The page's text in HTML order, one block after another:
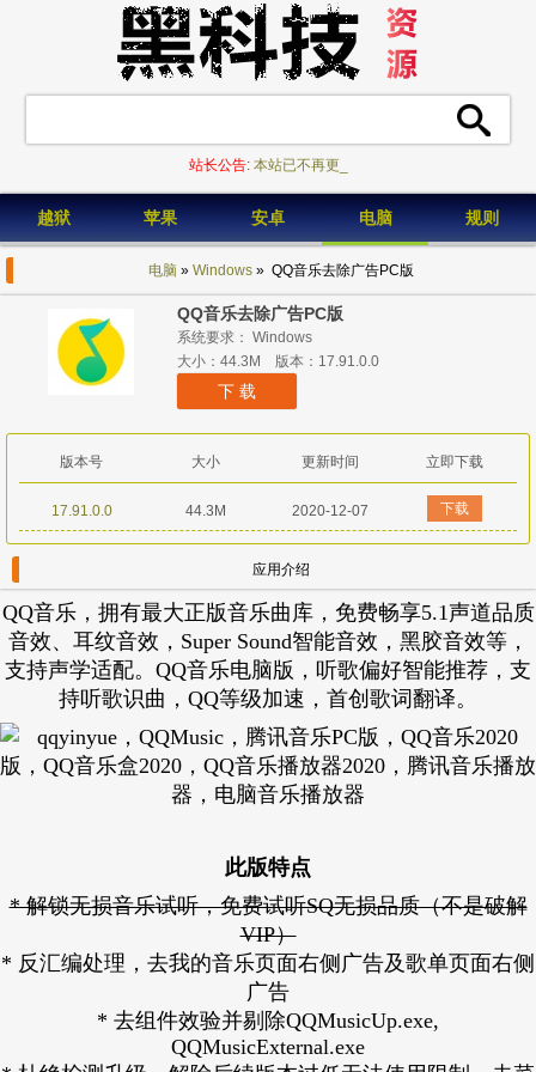
站长公告: 本站已不再更新_
越狱 苹果 安卓 电脑 规则
电脑 » Windows» QQ音乐去除广告PC版
QQ音乐去除广告PC版
系统要求： Windows
大小：44.3M 版本：17.91.0.0
下 载
版本号 大小 更新时间 立即下载
17.91.0.0 44.3M 2020-12-07 下载
应用介绍
QQ音乐，拥有最大正版音乐曲库，免费畅享5.1声道品质
音效、耳纹音效，Super Sound智能音效，黑胶音效等，
支持声学适配。QQ音乐电脑版，听歌偏好智能推荐，支
持听歌识曲，QQ等级加速，首创歌词翻译。
此版特点
* 解锁无损音乐试听，免费试听SQ无损品质（不是破解
VIP）
* 反汇编处理，去我的音乐页面右侧广告及歌单页面右侧
广告
* 去组件效验并剔除QQMusicUp.exe,
QQMusicExternal.exe